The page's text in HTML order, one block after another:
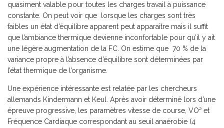
quasiment valable pour toutes les charges travail à puissance
constante. On peut voir que lorsque les charges sont très
faibles un état d’équilibre apparent peut apparaître mais il suffit
que l’ambiance thermique devienne inconfortable pour qu’il y ait
une légère augmentation de la FC. On estime que 70 % de la
variance propre à l’absence d’équilibre sont déterminées par
l’état thermique de l’organisme.
Une expérience intéressante est relatée par les chercheurs
allemands Kindermann et Keul. Après avoir déterminé lors d’une
épreuve progressive, les paramètres vitesse de course, VO² et
Fréquence Cardiaque correspondant au seuil anaérobie (4